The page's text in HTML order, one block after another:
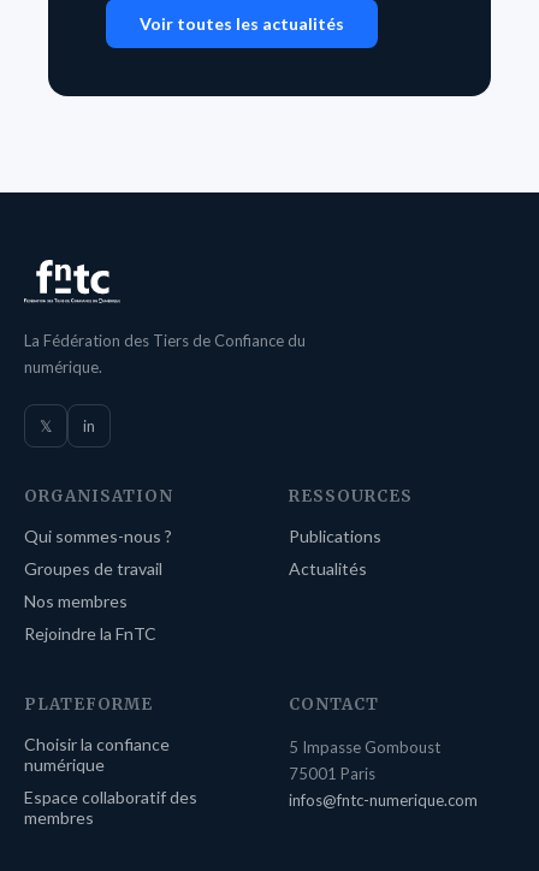
Voir toutes les actualités
La Fédération des Tiers de Confiance du
numérique.
𝕏 in
ORGANISATION
Qui sommes-nous ?
Groupes de travail
Nos membres
Rejoindre la FnTC
RESSOURCES
Publications
Actualités
PLATEFORME
Choisir la confiance
numérique
Espace collaboratif des
membres
CONTACT
5 Impasse Gomboust
75001 Paris
infos@fntc-numerique.com